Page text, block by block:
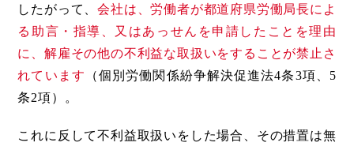
したがって、会社は、労働者が都道府県労働局長によ
る助言・指導、又はあっせんを申請したことを理由
に、解雇その他の不利益な取扱いをすることが禁止さ
れています
（個別労働関係紛争解決促進法4条3項、5
条2項）。
これに反して不利益取扱いをした場合、その措置は無